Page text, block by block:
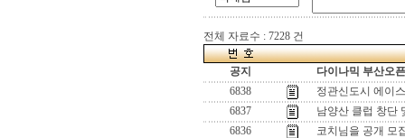
전체 자료수 : 7228 건
공지
다이나믹 부산오
6838
정관신도시 에이
6837
남양산 클럽 창단
6836
코치님을 공개 모